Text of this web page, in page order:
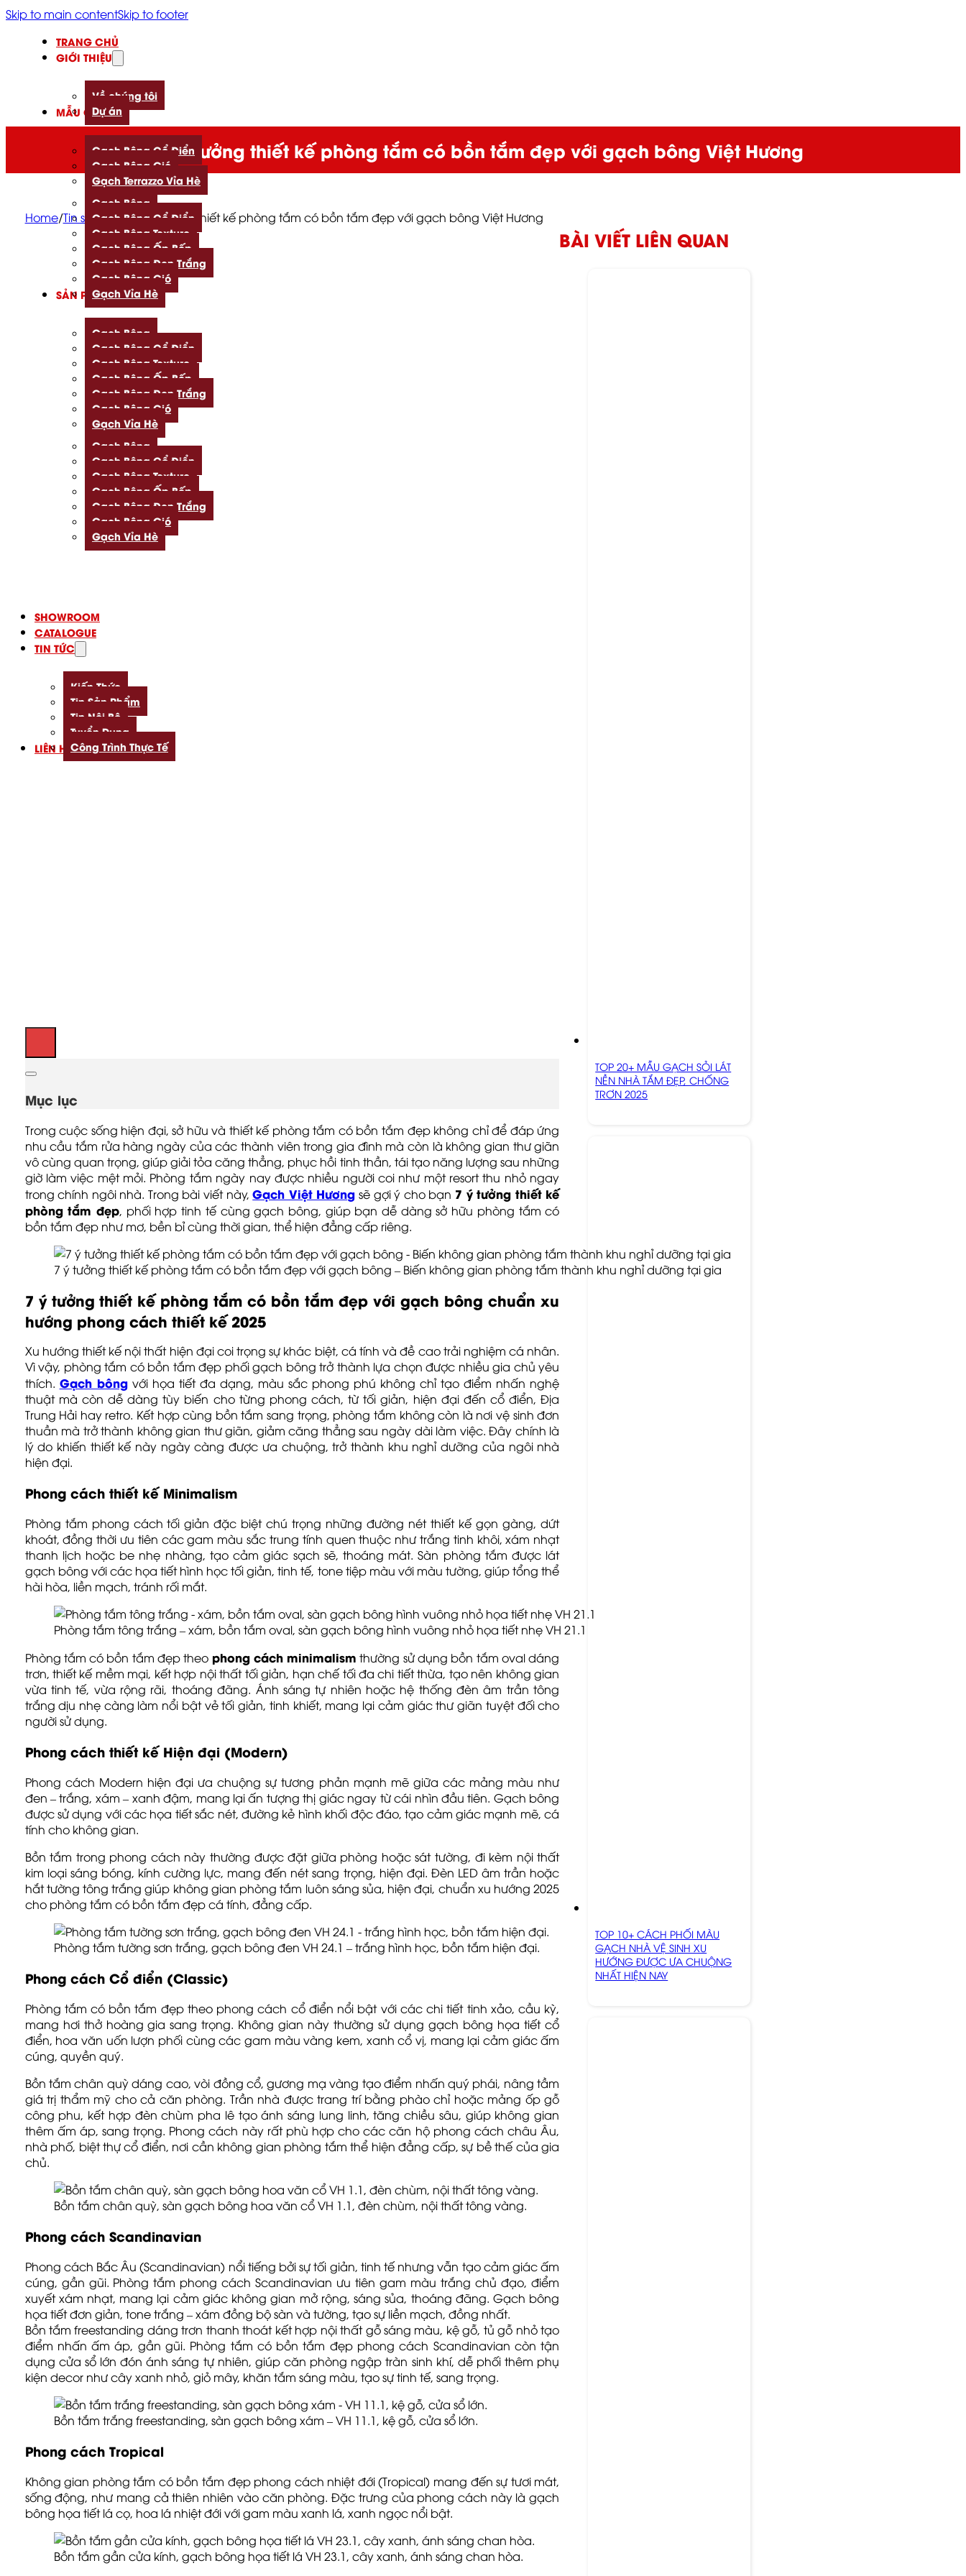
Skip to main contentSkip to footer
TRANG CHỦ
GIỚI THIỆU
Về chúng tôi
Dự án
MẪU GẠCH
Gạch Bông Cổ Điển
Gạch Bông Gió
Gạch Terrazzo Vỉa Hè
Gạch Bông
Gạch Bông Cổ Điển
Gạch Bông Texture
Gạch Bông Ốp Bếp
Gạch Bông Đen Trắng
Gạch Bông Gió
Gạch Vỉa Hè
SẢN PHẨM
Gạch Bông
Gạch Bông Cổ Điển
Gạch Bông Texture
Gạch Bông Ốp Bếp
Gạch Bông Đen Trắng
Gạch Bông Gió
Gạch Vỉa Hè
Gạch Bông
Gạch Bông Cổ Điển
Gạch Bông Texture
Gạch Bông Ốp Bếp
Gạch Bông Đen Trắng
Gạch Bông Gió
Gạch Vỉa Hè
SHOWROOM
CATALOGUE
TIN TỨC
Kiến Thức
Tin Sản Phẩm
Tin Nội Bộ
Tuyển Dụng
Công Trình Thực Tế
LIÊN HỆ
7 ý tưởng thiết kế phòng tắm có bồn tắm đẹp với gạch bông Việt Hương
Home/Tin sản phẩm/7 ý tưởng thiết kế phòng tắm có bồn tắm đẹp với gạch bông Việt Hương
Mục lục
Trong cuộc sống hiện đại, sở hữu và thiết kế phòng tắm có bồn tắm đẹp không chỉ để đáp ứng
nhu cầu tắm rửa hàng ngày của các thành viên trong gia đình mà còn là không gian thư giãn
vô cùng quan trọng, giúp giải tỏa căng thẳng, phục hồi tinh thần, tái tạo năng lượng sau những
giờ làm việc mệt mỏi. Phòng tắm ngày nay được nhiều người coi như một resort thu nhỏ ngay
trong chính ngôi nhà. Trong bài viết này,Gạch Việt Hương sẽ gợi ý cho bạn 7 ý tưởng thiết kế
phòng tắm đẹp, phối hợp tinh tế cùng gạch bông, giúp bạn dễ dàng sở hữu phòng tắm có
bồn tắm đẹp như mơ, bền bỉ cùng thời gian, thể hiện đẳng cấp riêng.
7 ý tưởng thiết kế phòng tắm có bồn tắm đẹp với gạch bông – Biến không gian phòng tắm thành khu nghỉ dưỡng tại gia
7 ý tưởng thiết kế phòng tắm có bồn tắm đẹp với gạch bông chuẩn xu
hướng phong cách thiết kế 2025
Xu hướng thiết kế nội thất hiện đại coi trọng sự khác biệt, cá tính và đề cao trải nghiệm cá nhân.
Vì vậy, phòng tắm có bồn tắm đẹp phối gạch bông trở thành lựa chọn được nhiều gia chủ yêu
thích. Gạch bôngvới họa tiết đa dạng, màu sắc phong phú không chỉ tạo điểm nhấn nghệ
thuật mà còn dễ dàng tùy biến cho từng phong cách, từ tối giản, hiện đại đến cổ điển, Địa
Trung Hải hay retro. Kết hợp cùng bồn tắm sang trọng, phòng tắm không còn là nơi vệ sinh đơn
thuần mà trở thành không gian thư giãn, giảm căng thẳng sau ngày dài làm việc. Đây chính là
lý do khiến thiết kế này ngày càng được ưa chuộng, trở thành khu nghỉ dưỡng của ngôi nhà
hiện đại.
Phong cách thiết kế Minimalism
Phòng tắm phong cách tối giản đặc biệt chú trọng những đường nét thiết kế gọn gàng, dứt
khoát, đồng thời ưu tiên các gam màu sắc trung tính quen thuộc như trắng tinh khôi, xám nhạt
thanh lịch hoặc be nhẹ nhàng, tạo cảm giác sạch sẽ, thoáng mát. Sàn phòng tắm được lát
gạch bông với các họa tiết hình học tối giản, tinh tế, tone tiệp màu với màu tường, giúp tổng thể
hài hòa, liền mạch, tránh rối mắt.
Phòng tắm tông trắng – xám, bồn tắm oval, sàn gạch bông hình vuông nhỏ họa tiết nhẹ VH 21.1
Phòng tắm có bồn tắm đẹp theo phong cách minimalism thường sử dụng bồn tắm oval dáng
trơn, thiết kế mềm mại, kết hợp nội thất tối giản, hạn chế tối đa chi tiết thừa, tạo nên không gian
vừa tinh tế, vừa rộng rãi, thoáng đãng. Ánh sáng tự nhiên hoặc hệ thống đèn âm trần tông
trắng dịu nhẹ càng làm nổi bật vẻ tối giản, tinh khiết, mang lại cảm giác thư giãn tuyệt đối cho
người sử dụng.
Phong cách thiết kế Hiện đại (Modern)
Phong cách Modern hiện đại ưa chuộng sự tương phản mạnh mẽ giữa các mảng màu như
đen – trắng, xám – xanh đậm, mang lại ấn tượng thị giác ngay từ cái nhìn đầu tiên. Gạch bông
được sử dụng với các họa tiết sắc nét, đường kẻ hình khối độc đáo, tạo cảm giác mạnh mẽ, cá
tính cho không gian.
Bồn tắm trong phong cách này thường được đặt giữa phòng hoặc sát tường, đi kèm nội thất
kim loại sáng bóng, kính cường lực, mang đến nét sang trọng, hiện đại. Đèn LED âm trần hoặc
hắt tường tông trắng giúp không gian phòng tắm luôn sáng sủa, hiện đại, chuẩn xu hướng 2025
cho phòng tắm có bồn tắm đẹp cá tính, đẳng cấp.
Phòng tắm tường sơn trắng, gạch bông đen VH 24.1 – trắng hình học, bồn tắm hiện đại.
Phong cách Cổ điển (Classic)
Phòng tắm có bồn tắm đẹp theo phong cách cổ điển nổi bật với các chi tiết tinh xảo, cầu kỳ,
mang hơi thở hoàng gia sang trọng. Không gian này thường sử dụng gạch bông họa tiết cổ
điển, hoa văn uốn lượn phối cùng các gam màu vàng kem, xanh cổ vị, mang lại cảm giác ấm
cúng, quyền quý.
Bồn tắm chân quỳ dáng cao, vòi đồng cổ, gương mạ vàng tạo điểm nhấn quý phái, nâng tầm
giá trị thẩm mỹ cho cả căn phòng. Trần nhà được trang trí bằng phào chỉ hoặc mảng ốp gỗ
công phu, kết hợp đèn chùm pha lê tạo ánh sáng lung linh, tăng chiều sâu, giúp không gian
thêm ấm áp, sang trọng. Phong cách này rất phù hợp cho các căn hộ phong cách châu Âu,
nhà phố, biệt thự cổ điển, nơi cần không gian phòng tắm thể hiện đẳng cấp, sự bề thế của gia
chủ.
Bồn tắm chân quỳ, sàn gạch bông hoa văn cổ VH 1.1, đèn chùm, nội thất tông vàng.
Phong cách Scandinavian
Phong cách Bắc Âu (Scandinavian) nổi tiếng bởi sự tối giản, tinh tế nhưng vẫn tạo cảm giác ấm
cúng, gần gũi. Phòng tắm phong cách Scandinavian ưu tiên gam màu trắng chủ đạo, điểm
xuyết xám nhạt, mang lại cảm giác không gian mở rộng, sáng sủa, thoáng đãng. Gạch bông
họa tiết đơn giản, tone trắng – xám đồng bộ sàn và tường, tạo sự liền mạch, đồng nhất.
Bồn tắm freestanding dáng trơn thanh thoát kết hợp nội thất gỗ sáng màu, kệ gỗ, tủ gỗ nhỏ tạo
điểm nhấn ấm áp, gần gũi. Phòng tắm có bồn tắm đẹp phong cách Scandinavian còn tận
dụng cửa sổ lớn đón ánh sáng tự nhiên, giúp căn phòng ngập tràn sinh khí, dễ phối thêm phụ
kiện decor như cây xanh nhỏ, giỏ mây, khăn tắm sáng màu, tạo sự tinh tế, sang trọng.
Bồn tắm trắng freestanding, sàn gạch bông xám – VH 11.1, kệ gỗ, cửa sổ lớn.
Phong cách Tropical
Không gian phòng tắm có bồn tắm đẹp phong cách nhiệt đới (Tropical) mang đến sự tươi mát,
sống động, như mang cả thiên nhiên vào căn phòng. Đặc trưng của phong cách này là gạch
bông họa tiết lá cọ, hoa lá nhiệt đới với gam màu xanh lá, xanh ngọc nổi bật.
Bồn tắm gần cửa kính, gạch bông họa tiết lá VH 23.1, cây xanh, ánh sáng chan hòa.
BÀI VIẾT LIÊN QUAN
TOP 20+ MẪU GẠCH SỎI LÁT
NỀN NHÀ TẮM ĐẸP, CHỐNG
TRƠN 2025
TOP 10+ CÁCH PHỐI MÀU
GẠCH NHÀ VỆ SINH XU
HƯỚNG ĐƯỢC ƯA CHUỘNG
NHẤT HIỆN NAY